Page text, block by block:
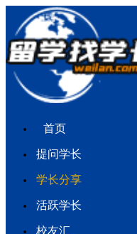
首页
提问学长
学长分享
活跃学长
校友汇